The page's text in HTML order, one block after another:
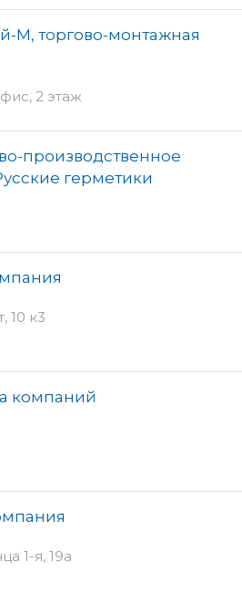
М, торгово-монтажная
2 этаж
производственное
герметики
10 к3
компаний
1-я, 19а